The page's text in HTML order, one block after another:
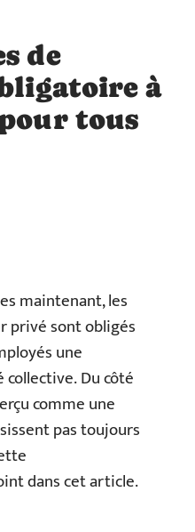
de
à
tous
maintenant, les
privé sont obligés
une
Du côté
comme une
pas toujours
dans cet article.